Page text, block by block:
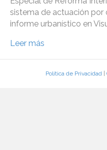
sistema de actuación por
informe urbanístico en
Leer más
Política de Privacidad|